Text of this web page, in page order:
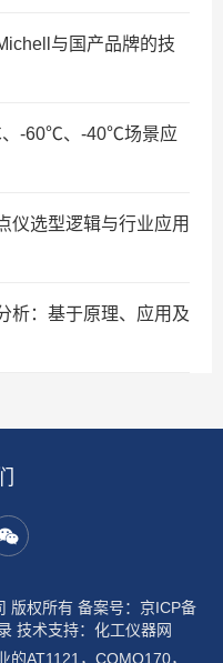
与国产品牌的技
、-60℃、-40℃场景应
仪选型逻辑与行业应用
析：基于原理、应用及
版权所有 备案号：京ICP备
技术支持： 化工仪器网
AT1121，COMO170，